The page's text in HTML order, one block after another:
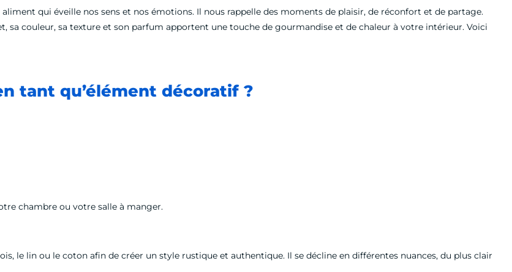
qui éveille nos sens et nos émotions. Il nous rappelle des moments de plaisir, de réconfort et de partage.
sa couleur, sa texture et son parfum apportent une touche de gourmandise et de chaleur à votre intérieur. Voici
tant qu’élément décoratif ?
chambre ou votre salle à manger.
le lin ou le coton afin de créer un style rustique et authentique. Il se décline en différentes nuances, du plus clair